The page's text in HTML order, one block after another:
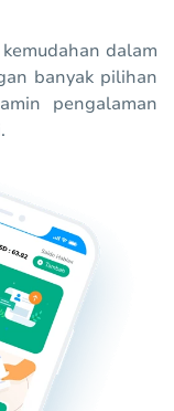
dalam
banyak pilihan
pengalaman